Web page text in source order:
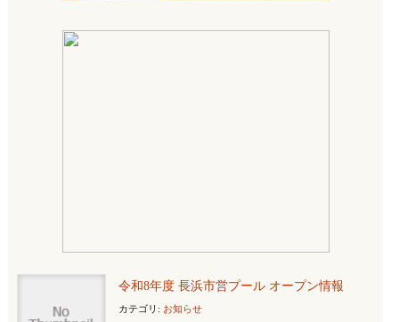
令和8年度 長浜市営プール オープン情報
カテゴリ: お知らせ